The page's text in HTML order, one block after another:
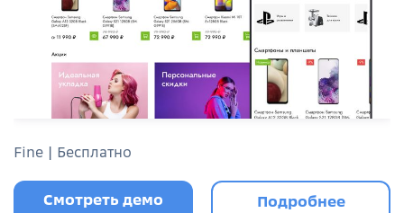
Fine | Бесплатно
Смотреть демо Подробнее